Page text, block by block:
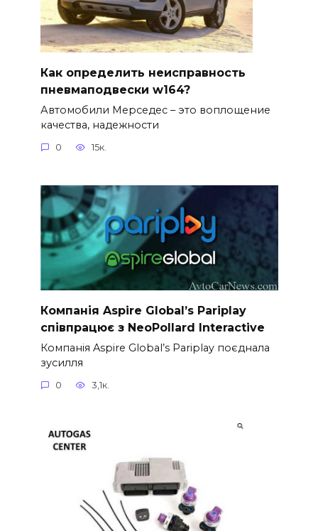
Как определить неисправность
пневмаподвески w164?
Автомобили Мерседес – это воплощение
качества, надежности
0 15к.
Компанія Aspire Global’s Pariplay
співпрацює з NeoPollard Interactive
Компанія Aspire Global’s Pariplay поєднала
зусилля
0 3,1к.